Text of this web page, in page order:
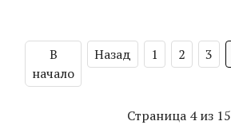
В
начало
Назад 1 2 3
Страница 4 из 15